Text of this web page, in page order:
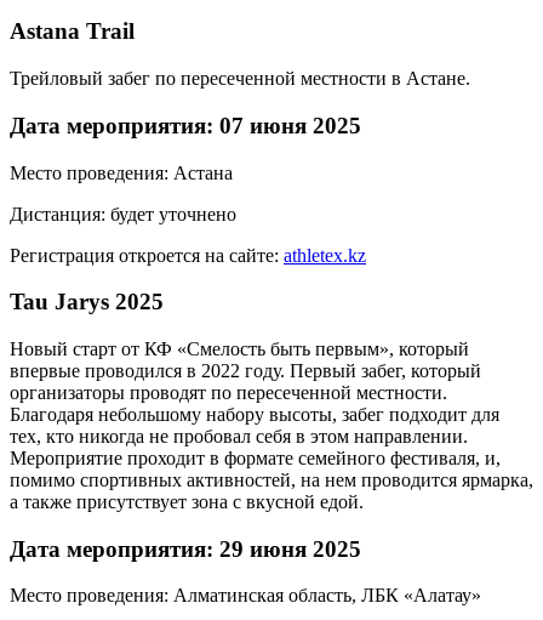
Astana Trail
Трейловый забег по пересеченной местности в Астане.
Дата мероприятия: 07 июня 2025
Место проведения: Астана
Дистанция: будет уточнено
Регистрация откроется на сайте: athletex.kz
Tau Jarys 2025
Новый старт от КФ «Смелость быть первым», который
впервые проводился в 2022 году. Первый забег, который
организаторы проводят по пересеченной местности.
Благодаря небольшому набору высоты, забег подходит для
тех, кто никогда не пробовал себя в этом направлении.
Мероприятие проходит в формате семейного фестиваля, и,
помимо спортивных активностей, на нем проводится ярмарка,
а также присутствует зона с вкусной едой.
Дата мероприятия: 29 июня 2025
Место проведения: Алматинская область, ЛБК «Алатау»